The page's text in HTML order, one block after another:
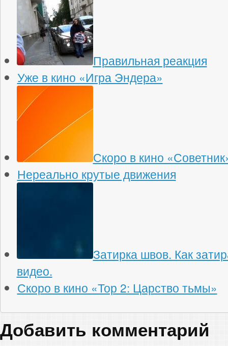
Правильная реакция
Уже в кино «Игра Эндера»
Скоро в кино
Нереально крутые движения
Затирка швов. Как
видео.
Скоро в кино «Тор 2: Царство тьмы»
Добавить комментарий